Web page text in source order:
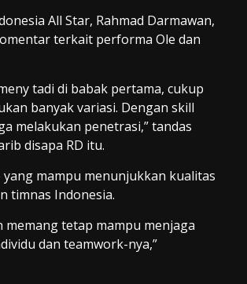
All Star, Rahmad Darmawan,
terkait performa Ole dan
tadi di babak pertama, cukup
banyak variasi. Dengan skill
melakukan penetrasi,” tandas
disapa RD itu.
yang mampu menunjukkan kualitas
timnas Indonesia.
memang tetap mampu menjaga
dan teamwork-nya,”